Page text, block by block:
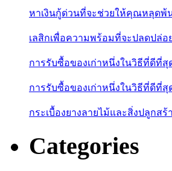
หาเงินกู้ด่วนที่จะช่วยให้คุณหลุดพ้
เลสิกเพื่อความพร้อมที่จะปลดปล่อ
การรับซื้อของเก่าหนึ่งในวิธีที่ดีที่
การรับซื้อของเก่าหนึ่งในวิธีที่ดีที่
กระเบื้องยางลายไม้และสิ่งปลูกสร้
Categories